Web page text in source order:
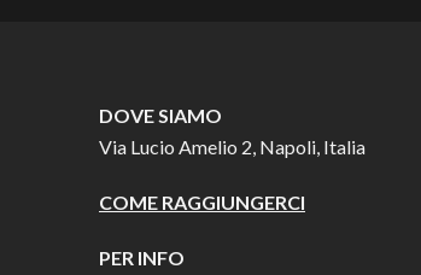
DOVE SIAMO
Via Lucio Amelio 2, Napoli, Italia
COME RAGGIUNGERCI
PER INFO